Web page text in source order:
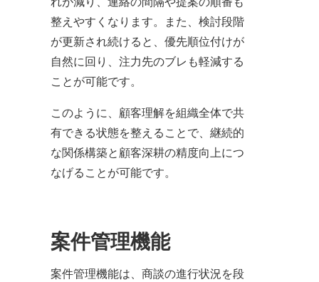
れが減り、連絡の間隔や提案の順番も
整えやすくなります。また、検討段階
が更新され続けると、優先順位付けが
自然に回り、注力先のブレも軽減する
ことが可能です。
このように、顧客理解を組織全体で共
有できる状態を整えることで、継続的
な関係構築と顧客深耕の精度向上につ
なげることが可能です。
案件管理機能
案件管理機能は、商談の進行状況を段